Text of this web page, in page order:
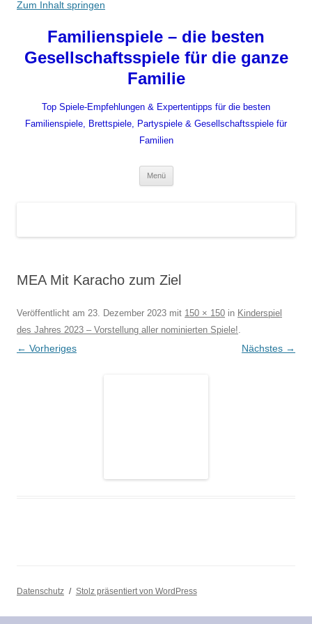
Zum Inhalt springen
Familienspiele – die besten
Gesellschaftsspiele für die ganze
Familie
Top Spiele-Empfehlungen & Expertentipps für die besten
Familienspiele, Brettspiele, Partyspiele & Gesellschaftsspiele für
Familien
Menü
MEA Mit Karacho zum Ziel
Veröffentlicht am 23. Dezember 2023 mit 150 × 150 in Kinderspiel
des Jahres 2023 – Vorstellung aller nominierten Spiele!.
← Vorheriges Nächstes →
Datenschutz Stolz präsentiert von WordPress